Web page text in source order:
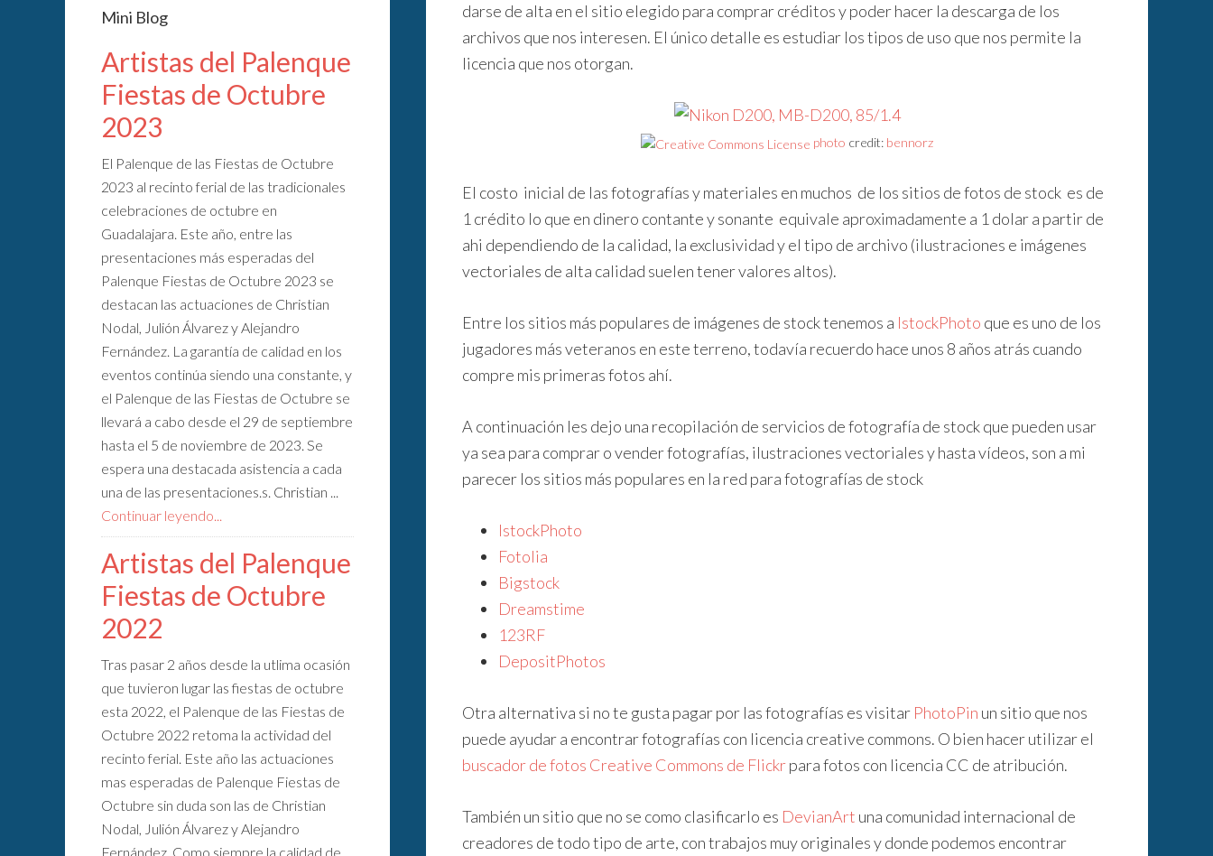
darse de alta en el sitio elegido para comprar créditos y poder hacer la descarga de los
archivos que nos interesen. El único detalle es estudiar los tipos de uso que nos permite la
licencia que nos otorgan.
photo credit: bennorz
El costo inicial de las fotografías y materiales en muchos de los sitios de fotos de stock es de
1 crédito lo que en dinero contante y sonante equivale aproximadamente a 1 dolar a partir de
ahi dependiendo de la calidad, la exclusividad y el tipo de archivo (ilustraciones e imágenes
vectoriales de alta calidad suelen tener valores altos).
Entre los sitios más populares de imágenes de stock tenemos a IstockPhoto que es uno de los
jugadores más veteranos en este terreno, todavía recuerdo hace unos 8 años atrás cuando
compre mis primeras fotos ahí.
A continuación les dejo una recopilación de servicios de fotografía de stock que pueden usar
ya sea para comprar o vender fotografías, ilustraciones vectoriales y hasta vídeos, son a mi
parecer los sitios más populares en la red para fotografías de stock
IstockPhoto
Fotolia
Bigstock
Dreamstime
123RF
DepositPhotos
Otra alternativa si no te gusta pagar por las fotografías es visitar PhotoPin un sitio que nos
puede ayudar a encontrar fotografías con licencia creative commons. O bien hacer utilizar el
buscador de fotos Creative Commons de Flickrpara fotos con licencia CC de atribución.
También un sitio que no se como clasificarlo es DevianArt una comunidad internacional de
creadores de todo tipo de arte, con trabajos muy originales y donde podemos encontrar
Mini Blog
Artistas del Palenque
Fiestas de Octubre
2023
El Palenque de las Fiestas de Octubre
2023 al recinto ferial de las tradicionales
celebraciones de octubre en
Guadalajara. Este año, entre las
presentaciones más esperadas del
Palenque Fiestas de Octubre 2023 se
destacan las actuaciones de Christian
Nodal, Julión Álvarez y Alejandro
Fernández. La garantía de calidad en los
eventos continúa siendo una constante, y
el Palenque de las Fiestas de Octubre se
llevará a cabo desde el 29 de septiembre
hasta el 5 de noviembre de 2023. Se
espera una destacada asistencia a cada
una de las presentaciones.s. Christian ...
Continuar leyendo...
Artistas del Palenque
Fiestas de Octubre
2022
Tras pasar 2 años desde la utlima ocasión
que tuvieron lugar las fiestas de octubre
esta 2022, el Palenque de las Fiestas de
Octubre 2022 retoma la actividad del
recinto ferial. Este año las actuaciones
mas esperadas de Palenque Fiestas de
Octubre sin duda son las de Christian
Nodal, Julión Álvarez y Alejandro
Fernández. Como siempre la calidad de